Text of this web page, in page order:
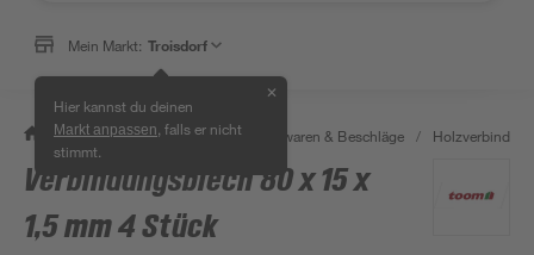
Mein Markt: Troisdorf
Hier kannst du deinen
Markt anpassen , falls er nicht
stimmt.
✕
/ Werkstatt & Maschinen / Eisenwaren & Beschläge / Holzverbinder
Verbindungsblech 80 x 15 x
1,5 mm 4 Stück